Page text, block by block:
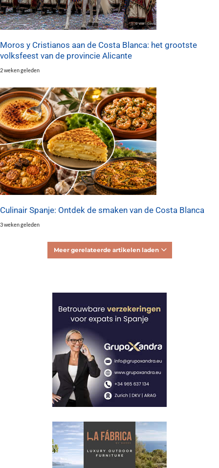
Moros y Cristianos aan de Costa Blanca: het grootste
volksfeest van de provincie Alicante
2 weken geleden
Culinair Spanje: Ontdek de smaken van de Costa Blanca
3 weken geleden
Meer gerelateerde artikelen laden